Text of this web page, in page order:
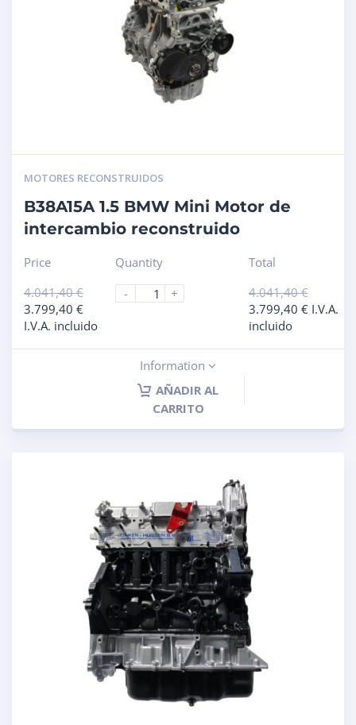
MOTORES RECONSTRUIDOS
B38A15A 1.5 BMW Mini Motor de
intercambio reconstruido
Price
4.041,40€
3.799,40 €
I.V.A. incluido
Quantity
-
+
Total
4.041,40€
3.799,40 € I.V.A.
incluido
Information
AÑADIR AL
CARRITO